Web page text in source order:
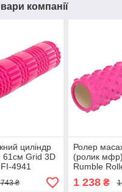
компанії
циліндр
Grid 3D
4941
₴
Ролер
(ролик
Rumble
6280
асортименті
1 238₴